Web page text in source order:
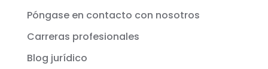
Póngase en contacto con nosotros
Carreras profesionales
Blog jurídico